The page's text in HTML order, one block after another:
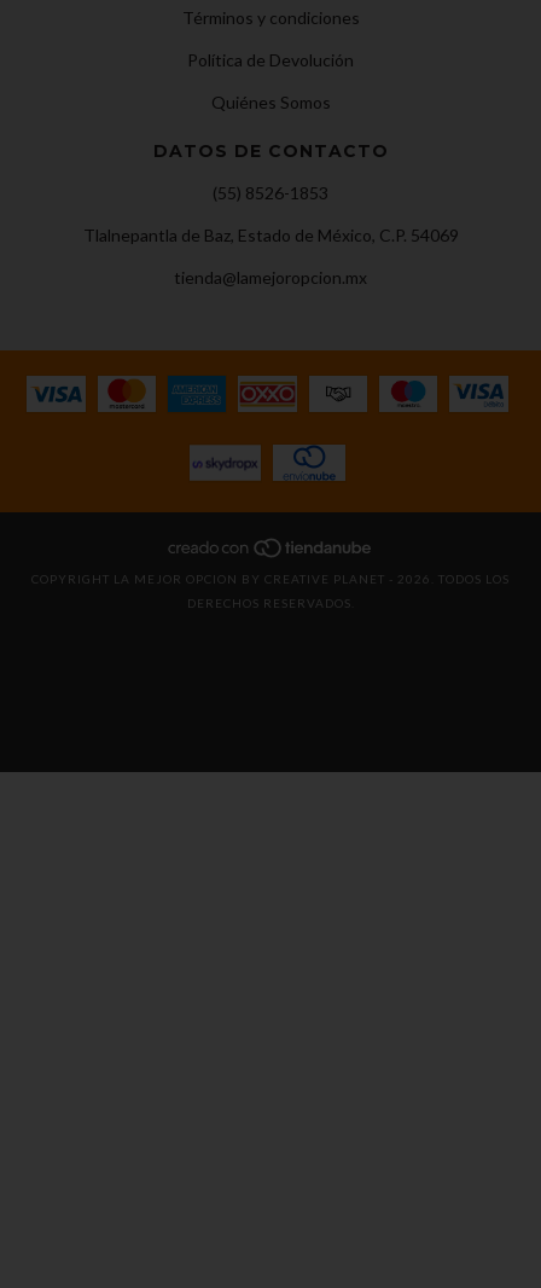
Términos y condiciones
Política de Devolución
Quiénes Somos
DATOS DE CONTACTO
(55) 8526-1853
Tlalnepantla de Baz, Estado de México, C.P. 54069
tienda@lamejoropcion.mx
COPYRIGHT LA MEJOR OPCION BY CREATIVE PLANET - 2026. TODOS LOS
DERECHOS RESERVADOS.